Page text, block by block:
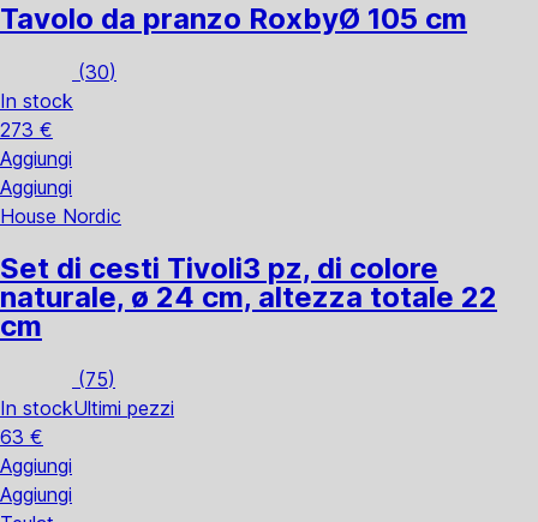
Tavolo da pranzo RoxbyØ 105 cm
(30)
In stock
273 €
Aggiungi
Aggiungi
House Nordic
Set di cesti Tivoli3 pz, di colore
naturale, ø 24 cm, altezza totale 22
cm
(75)
In stockUltimi pezzi
63 €
Aggiungi
Aggiungi